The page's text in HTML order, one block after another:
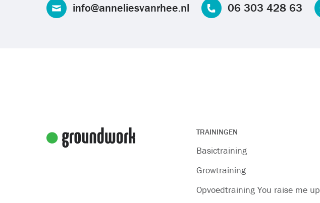
info@anneliesvanrhee.nl 06 303 428 63
TRAININGEN
Basictraining
Growtraining
Opvoedtraining You raise me up